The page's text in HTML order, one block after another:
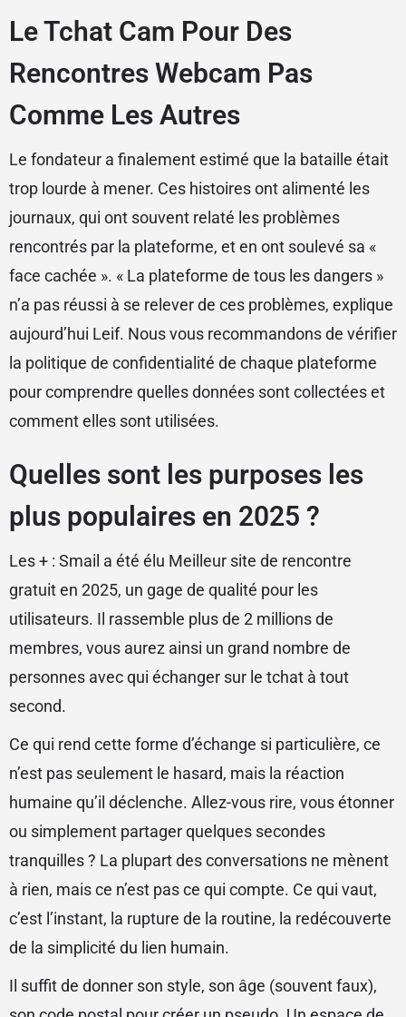
Le Tchat Cam Pour Des
Rencontres Webcam Pas
Comme Les Autres
Le fondateur a finalement estimé que la bataille était
trop lourde à mener. Ces histoires ont alimenté les
journaux, qui ont souvent relaté les problèmes
rencontrés par la plateforme, et en ont soulevé sa «
face cachée ». « La plateforme de tous les dangers »
n’a pas réussi à se relever de ces problèmes, explique
aujourd’hui Leif. Nous vous recommandons de vérifier
la politique de confidentialité de chaque plateforme
pour comprendre quelles données sont collectées et
comment elles sont utilisées.
Quelles sont les purposes les
plus populaires en 2025 ?
Les + : Smail a été élu Meilleur site de rencontre
gratuit en 2025, un gage de qualité pour les
utilisateurs. Il rassemble plus de 2 millions de
membres, vous aurez ainsi un grand nombre de
personnes avec qui échanger sur le tchat à tout
second.
Ce qui rend cette forme d’échange si particulière, ce
n’est pas seulement le hasard, mais la réaction
humaine qu’il déclenche. Allez-vous rire, vous étonner
ou simplement partager quelques secondes
tranquilles ? La plupart des conversations ne mènent
à rien, mais ce n’est pas ce qui compte. Ce qui vaut,
c’est l’instant, la rupture de la routine, la redécouverte
de la simplicité du lien humain.
Il suffit de donner son style, son âge (souvent faux),